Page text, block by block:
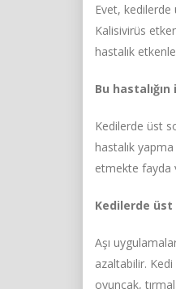
Evet, kedilerde
Kalisivirüs
hastalık
Bu
Kedilerde üst
hastalık
etmekte fayda
Kedilerde üst
Aşı
azaltabilir. Kedi
oyuncak,